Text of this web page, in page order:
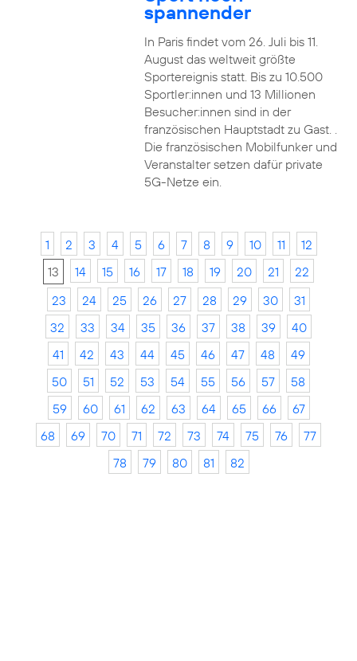
spannender
In Paris findet vom 26. Juli bis 11.
August das weltweit größte
Sportereignis statt. Bis zu 10.500
Sportler:innen und 13 Millionen
Besucher:innen sind in der
französischen Hauptstadt zu Gast. .
Die französischen Mobilfunker und
Veranstalter setzen dafür private
5G-Netze ein.
1 2 3 4 5 6 7 8 9 10 11
12
13
14 15 16 17 18 19 20 21
22
23
24 25 26 27 28 29 30
31
32
33 34 35 36 37 38 39
40
41
42 43 44 45 46 47 48
49
50
51 52 53 54 55 56 57
58
59
60 61 62 63 64 65 66
67
68
69 70 71 72 73 74 75 76
77
78
79 80 81 82